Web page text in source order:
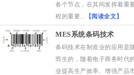
各个节点，在其间发挥着重
程的重要...
【阅读全文】
MES系统条码技术
条码技术在制造业的应用是
而生的，随着电子商务时代
业提高生产效率、增强产品